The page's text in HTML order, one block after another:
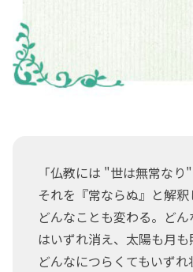
「仏教には "世は無常な
それを『常ならぬ』と解釈
どんなことも変わる。ど
はいずれ消え、太陽も月
どんなにつらくてもいず